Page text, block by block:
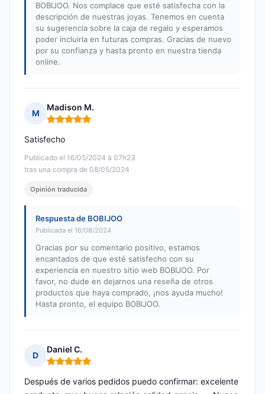
BOBIJOO. Nos complace que esté satisfecha con la
descripción de nuestras joyas. Tenemos en cuenta
su sugerencia sobre la caja de regalo y esperamos
poder incluirla en futuras compras. Gracias de nuevo
por su confianza y hasta pronto en nuestra tienda
online.
M
Madison M.
Nota: 5 de 5
Publicado el 16/05/2024 à 07h23
tras una compra de 08/05/2024
Satisfecho
Opinión traducida
Respuesta de BOBIJOO
Publicada el 16/08/2024
Gracias por su comentario positivo, estamos
encantados de que esté satisfecho con su
experiencia en nuestro sitio web BOBIJOO. Por
favor, no dude en dejarnos una reseña de otros
productos que haya comprado, ¡nos ayuda mucho!
Hasta pronto, el equipo BOBIJOO.
D
Daniel C.
Nota: 5 de 5
Después de varios pedidos puedo confirmar: excelente